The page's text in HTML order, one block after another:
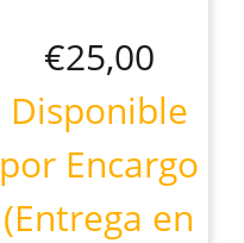
€25,00
Disponible
por Encargo
(Entrega en